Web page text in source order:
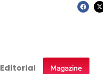
Editorial Magazine